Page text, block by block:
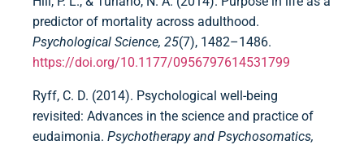
predictor of mortality across adulthood.
Psychological Science, 25(7), 1482–1486.
https://doi.org/10.1177/0956797614531799
Ryff, C. D. (2014). Psychological well-being
revisited: Advances in the science and practice of
eudaimonia. Psychotherapy and Psychosomatics,